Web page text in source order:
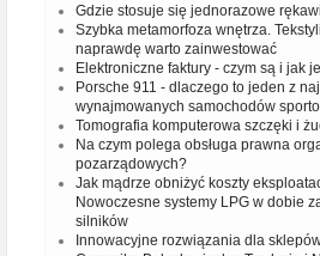
Gdzie stosuje się jednorazowe
Szybka metamorfoza wnętrza.
naprawdę warto zainwestować
Elektroniczne faktury - czym są i jak
Porsche 911 - dlaczego to jeden z
wynajmowanych samochodów
Tomografia komputerowa szczęki i
Na czym polega obsługa prawna
pozarządowych?
Jak mądrze obniżyć koszty
Nowoczesne systemy LPG w dobie
silników
Innowacyjne rozwiązania dla